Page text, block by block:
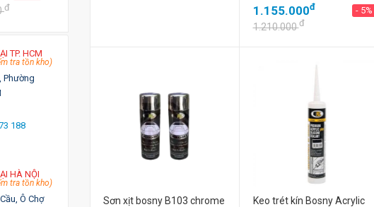
đ
TP. HCM
tra tồn kho)
Phường
188
HÀ NỘI
tra tồn kho)
Ô Chợ
1.155.000đ - 5%
1.210.000đ
Sơn xịt bosny B103 chrome
Keo trét kín Bosny Acrylic